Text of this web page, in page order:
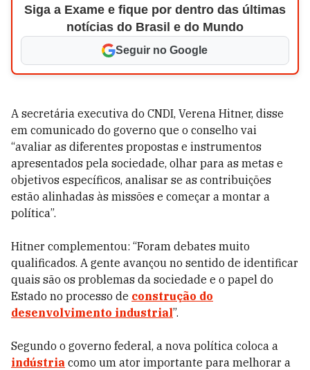
Siga a Exame e fique por dentro das últimas
notícias do Brasil e do Mundo
Seguir no Google
A secretária executiva do CNDI, Verena Hitner, disse
em comunicado do governo que o conselho vai
“avaliar as diferentes propostas e instrumentos
apresentados pela sociedade, olhar para as metas e
objetivos específicos, analisar se as contribuições
estão alinhadas às missões e começar a montar a
política”.
Hitner complementou: “Foram debates muito
qualificados. A gente avançou no sentido de identificar
quais são os problemas da sociedade e o papel do
Estado no processo de construção do
desenvolvimento industrial”.
Segundo o governo federal, a nova política coloca a
indústria como um ator importante para melhorar a